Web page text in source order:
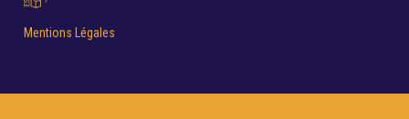
Mentions Légales